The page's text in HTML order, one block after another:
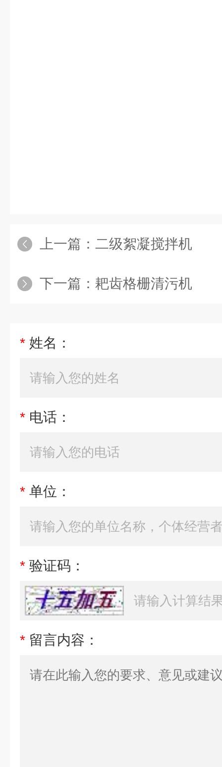
上一篇： 二级絮凝搅拌机
下一篇： 耙齿格栅清污机
* 姓名：
* 电话：
* 单位：
* 验证码：
* 留言内容：